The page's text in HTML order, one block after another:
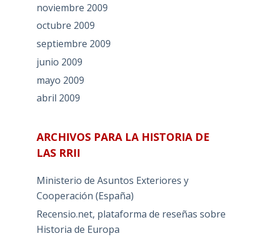
noviembre 2009
octubre 2009
septiembre 2009
junio 2009
mayo 2009
abril 2009
ARCHIVOS PARA LA HISTORIA DE
LAS RRII
Ministerio de Asuntos Exteriores y
Cooperación (España)
Recensio.net, plataforma de reseñas sobre
Historia de Europa